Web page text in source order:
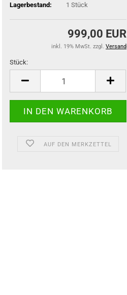
Lagerbestand: 1 Stück
999,00 EUR
inkl. 19% MwSt. zzgl. Versand
Stück:
Stück
AUF DEN MERKZETTEL